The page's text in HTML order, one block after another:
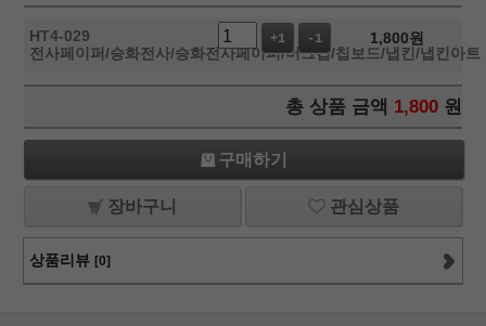
HT4-029
전사페이퍼/승화전사/승화전사페이퍼/머그컵/칩보드/냅킨/냅킨아트
+1 -1 1,800원
총 상품 금액 1,800 원
구매하기
장바구니 관심상품
상품리뷰 [0]